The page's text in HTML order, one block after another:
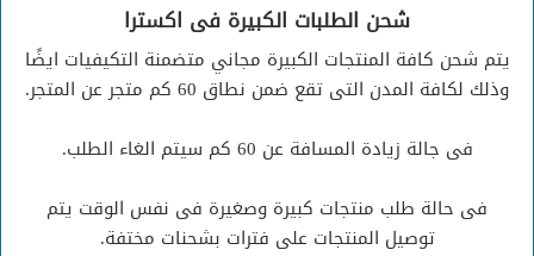
شحن الطلبات الكبيرة فى اكسترا
يتم شحن كافة المنتجات الكبيرة مجاني متضمنة التكيفيات ايضًا
وذلك لكافة المدن التى تقع ضمن نطاق 60 كم متجر عن المتجر.
فى جالة زيادة المسافة عن 60 كم سيتم الغاء الطلب.
فى حالة طلب منتجات كبيرة وصغيرة فى نفس الوقت يتم
توصيل المنتجات على فترات بشحنات مختفة.